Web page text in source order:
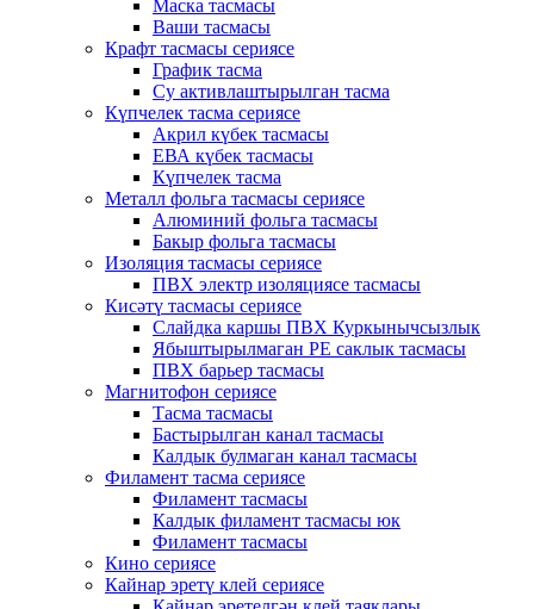
Маска тасмасы
Ваши тасмасы
Крафт тасмасы сериясе
График тасма
Су активлаштырылган тасма
Күпчелек тасма сериясе
Акрил күбек тасмасы
ЕВА күбек тасмасы
Күпчелек тасма
Металл фольга тасмасы сериясе
Алюминий фольга тасмасы
Бакыр фольга тасмасы
Изоляция тасмасы сериясе
ПВХ электр изоляциясе тасмасы
Кисәтү тасмасы сериясе
Слайдка каршы ПВХ Куркынычсызлык
Ябыштырылмаган PE саклык тасмасы
ПВХ барьер тасмасы
Магнитофон сериясе
Тасма тасмасы
Бастырылган канал тасмасы
Калдык булмаган канал тасмасы
Филамент тасма сериясе
Филамент тасмасы
Калдык филамент тасмасы юк
Филамент тасмасы
Кино сериясе
Кайнар эретү клей сериясе